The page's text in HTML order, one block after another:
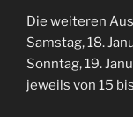
Die weiteren
Samstag, 18.
Sonntag, 19.
jeweils von 15